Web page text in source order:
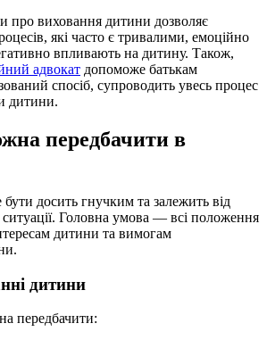
про виховання дитини дозволяє
які часто є тривалими, емоційно
впливають на дитину. Також,
адвокат допоможе батькам
спосіб, супроводить увесь процес
дитини.
передбачити в
досить гнучким та залежить від
ситуації. Головна умова — всі положення
дитини та вимогам
дитини
передбачити: